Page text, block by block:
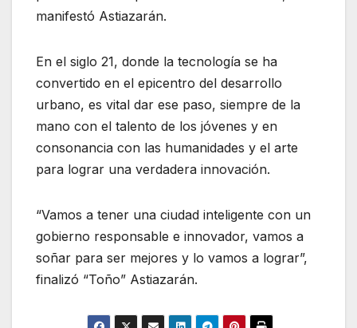
manifestó Astiazarán.
En el siglo 21, donde la tecnología se ha
convertido en el epicentro del desarrollo
urbano, es vital dar ese paso, siempre de la
mano con el talento de los jóvenes y en
consonancia con las humanidades y el arte
para lograr una verdadera innovación.
“Vamos a tener una ciudad inteligente con un
gobierno responsable e innovador, vamos a
soñar para ser mejores y lo vamos a lograr”,
finalizó “Toño” Astiazarán.